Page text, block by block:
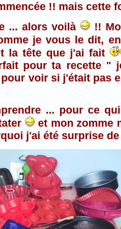
!! mais cette
... alors voilà
!!
je vous le dit,
la tête que j'ai fait
pour ta recette "
voir si j'était pas
... pour ce
et mon zomme
j'ai été surprise